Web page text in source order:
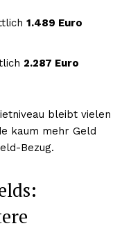
1.489 Euro
2.287 Euro
bleibt vielen
kaum mehr Geld
Bezug.